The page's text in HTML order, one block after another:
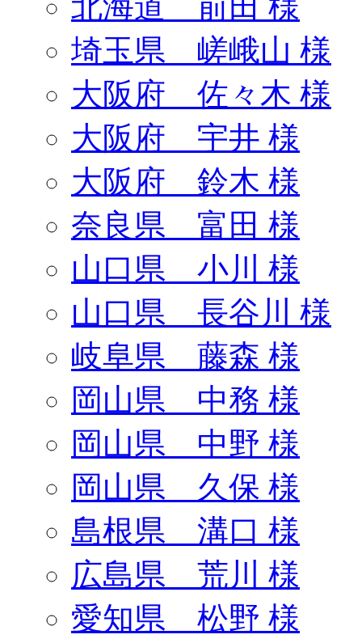
埼玉県 嵯峨山 様
大阪府 佐々木 様
大阪府 宇井 様
大阪府 鈴木 様
奈良県 富田 様
山口県 小川 様
山口県 長谷川 様
岐阜県 藤森 様
岡山県 中務 様
岡山県 中野 様
岡山県 久保 様
島根県 溝口 様
広島県 荒川 様
愛知県 松野 様